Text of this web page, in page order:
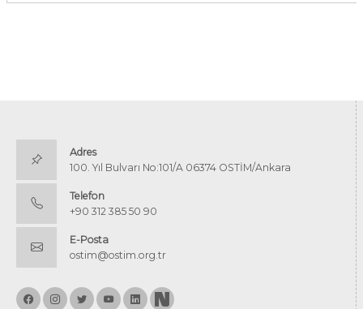
Adres
100. Yıl Bulvarı No:101/A 06374 OSTİM/Ankara
Telefon
+90 312 385 50 90
E-Posta
ostim@ostim.org.tr